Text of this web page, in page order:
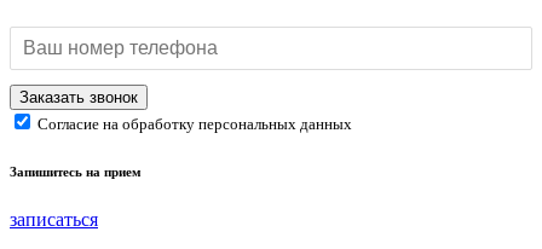
Согласие на обработку персональных данных
Запишитесь на прием
записаться